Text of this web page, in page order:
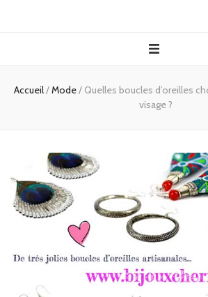
Accueil/Mode/ Quelles boucles d’oreilles
visage ?